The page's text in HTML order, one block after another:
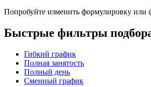
Попробуйте изменить формулировку или
Быстрые фильтры
Гибкий график
Полная занятость
Полный день
Сменный график